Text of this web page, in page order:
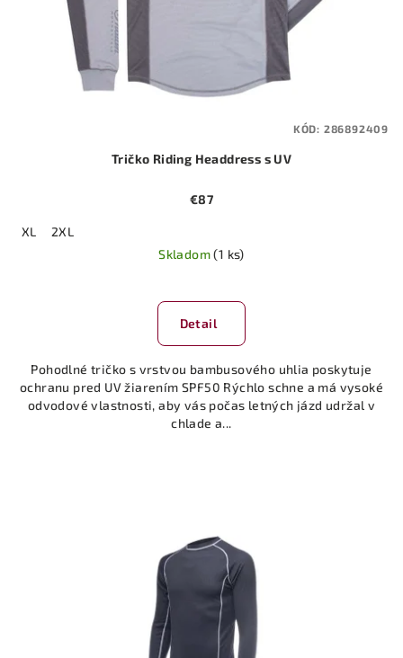
Tričko Riding Headdress s UV
€87
XL
2XL
Skladom(1 ks)
Detail
Pohodlné tričko s vrstvou bambusového uhlia poskytuje
ochranu pred UV žiarením SPF50 Rýchlo schne a má vysoké
odvodové vlastnosti, aby vás počas letných jázd udržal v
chlade a...
KÓD: 286892409